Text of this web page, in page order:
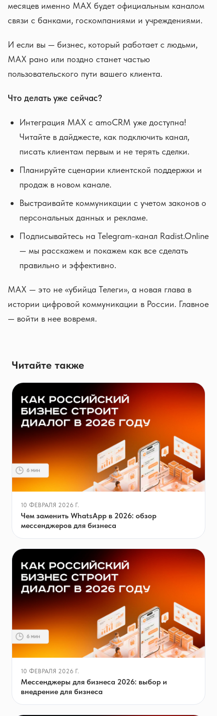
месяцев именно MAX будет официальным каналом
связи с банками, госкомпаниями и учреждениями.
И если вы — бизнес, который работает с людьми,
MAX рано или поздно станет частью
пользовательского пути вашего клиента.
Что делать уже сейчас?
Интеграция MAX с amoCRM уже доступна!
Читайте в дайджесте, как подключить канал,
писать клиентам первым и не терять сделки.
Планируйте сценарии клиентской поддержки и
продаж в новом канале.
Выстраивайте коммуникации с учетом законов о
персональных данных и рекламе.
Подписывайтесь на Telegram-канал Radist.Online
— мы расскажем и покажем как все сделать
правильно и эффективно.
MAX — это не «убийца Телеги», а новая глава в
истории цифровой коммуникации в России. Главное
— войти в нее вовремя.
Читайте также
10 ФЕВРАЛЯ 2026 Г.
Чем заменить WhatsApp в 2026: обзор
мессенджеров для бизнеса
10 ФЕВРАЛЯ 2026 Г.
Мессенджеры для бизнеса 2026: выбор и
внедрение для бизнеса